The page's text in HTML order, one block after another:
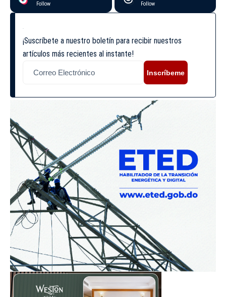
Follow Follow
¡Suscríbete a nuestro boletín para recibir nuestros
artículos más recientes al instante!
Inscríbeme